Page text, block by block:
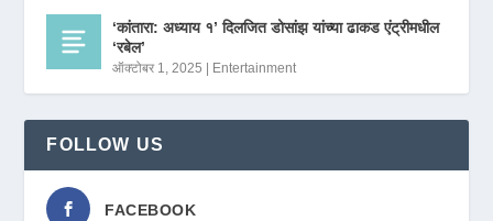
‘कांतारा: अध्याय १’ दिलजित डोसांझ यांच्या ढाकड एंट्रीमधील
‘रबेल’
ऑक्टोबर 1, 2025 Entertainment
FOLLOW US
FACEBOOK